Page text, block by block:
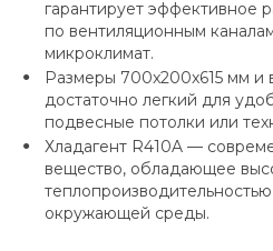
гарантирует эффективное
по вентиляционным
микроклимат.
Размеры 700x200x615 мм и
достаточно легкий для
подвесные потолки или
Хладагент R410A —
вещество, обладающее
окружающей среды.